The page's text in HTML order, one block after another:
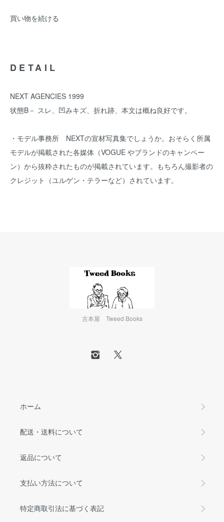
買い物を続ける
DETAIL
NEXT AGENCIES 1999
状態B－ スレ、凹みキズ、折れ跡、本文は概ね良好です。
・モデル事務所 NEXTの宣材写真集でしょうか。おそらく所属
モデルが掲載された各媒体（VOGUE やブランドのキャンペー
ン）から抜粋されたものが掲載されています。もちろん撮影者の
クレジット（ユルゲン・テラーなど）されています。
古本屋 Tweed Books
ホーム
配送・送料について
返品について
支払い方法について
特定商取引法に基づく表記